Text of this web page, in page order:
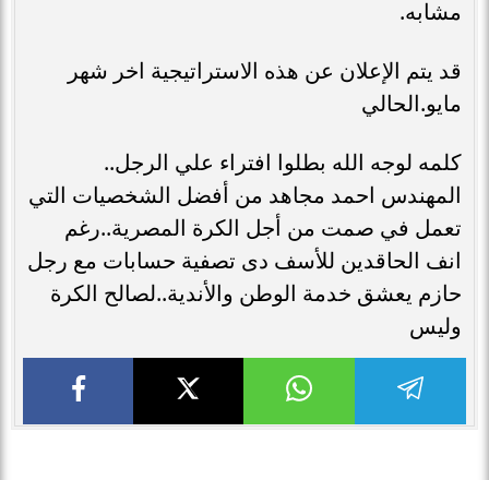
مشابه.
قد يتم الإعلان عن هذه الاستراتيجية اخر شهر
مايو.الحالي
كلمه لوجه الله بطلوا افتراء علي الرجل..
المهندس احمد مجاهد من أفضل الشخصيات التي
تعمل في صمت من أجل الكرة المصرية..رغم
انف الحاقدين للأسف دى تصفية حسابات مع رجل
حازم يعشق خدمة الوطن والأندية..لصالح الكرة
وليس